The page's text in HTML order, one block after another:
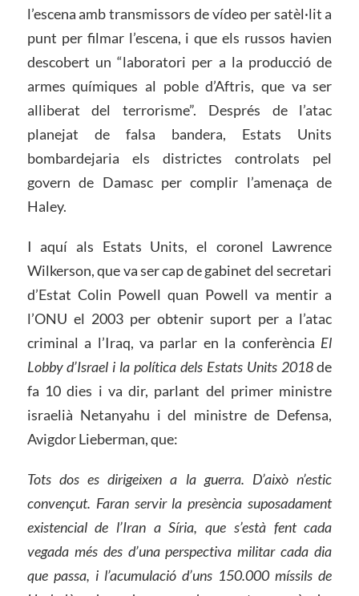
l’escena amb transmissors de vídeo per satèl·lit a
punt per filmar l’escena, i que els russos havien
descobert un “laboratori per a la producció de
armes químiques al poble d’Aftris, que va ser
alliberat del terrorisme”. Després de l’atac
planejat de falsa bandera, Estats Units
bombardejaria els districtes controlats pel
govern de Damasc per complir l’amenaça de
Haley.
I aquí als Estats Units, el coronel Lawrence
Wilkerson, que va ser cap de gabinet del secretari
d’Estat Colin Powell quan Powell va mentir a
l’ONU el 2003 per obtenir suport per a l’atac
criminal a l’Iraq, va parlar en la conferència El
Lobby d’Israel i la política dels Estats Units 2018de
fa 10 dies i va dir, parlant del primer ministre
israelià Netanyahu i del ministre de Defensa,
Avigdor Lieberman, que:
Tots dos es dirigeixen a la guerra. D’això n’estic
convençut. Faran servir la presència suposadament
existencial de l’Iran a Síria, que s’està fent cada
vegada més des d’una perspectiva militar cada dia
que passa, i l’acumulació d’uns 150.000 míssils de